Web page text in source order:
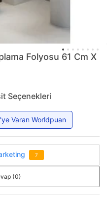
Folyosu 61 Cm X
Seçenekleri
Varan Worldpuan
7
(0)